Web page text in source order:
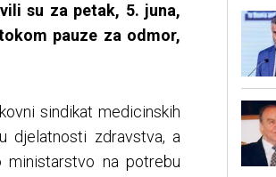
su za petak, 5. juna,
pauze za odmor,
sindikat medicinskih
djelatnosti zdravstva, a
na potrebu